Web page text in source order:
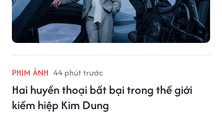
PHIM ẢNH 44 phút trước
Hai huyền thoại bất bại trong thế giới
kiếm hiệp Kim Dung